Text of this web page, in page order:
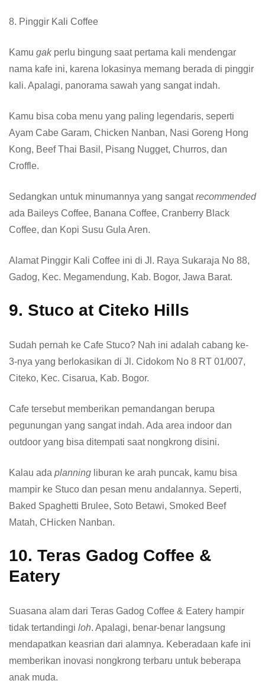
8. Pinggir Kali Coffee
Kamu gak perlu bingung saat pertama kali mendengar
nama kafe ini, karena lokasinya memang berada di pinggir
kali. Apalagi, panorama sawah yang sangat indah.
Kamu bisa coba menu yang paling legendaris, seperti
Ayam Cabe Garam, Chicken Nanban, Nasi Goreng Hong
Kong, Beef Thai Basil, Pisang Nugget, Churros, dan
Croffle.
Sedangkan untuk minumannya yang sangatrecommended
ada Baileys Coffee, Banana Coffee, Cranberry Black
Coffee, dan Kopi Susu Gula Aren.
Alamat Pinggir Kali Coffee ini di Jl. Raya Sukaraja No 88,
Gadog, Kec. Megamendung, Kab. Bogor, Jawa Barat.
9. Stuco at Citeko Hills
Sudah pernah ke Cafe Stuco? Nah ini adalah cabang ke-
3-nya yang berlokasikan di Jl. Cidokom No 8 RT 01/007,
Citeko, Kec. Cisarua, Kab. Bogor.
Cafe tersebut memberikan pemandangan berupa
pegunungan yang sangat indah. Ada area indoor dan
outdoor yang bisa ditempati saat nongkrong disini.
Kalau ada planning liburan ke arah puncak, kamu bisa
mampir ke Stuco dan pesan menu andalannya. Seperti,
Baked Spaghetti Brulee, Soto Betawi, Smoked Beef
Matah, CHicken Nanban.
10. Teras Gadog Coffee &
Eatery
Suasana alam dari Teras Gadog Coffee & Eatery hampir
tidak tertandingi loh. Apalagi, benar-benar langsung
mendapatkan keasrian dari alamnya. Keberadaan kafe ini
memberikan inovasi nongkrong terbaru untuk beberapa
anak muda.